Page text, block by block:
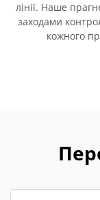
лінії. Наше
заходами
кожного